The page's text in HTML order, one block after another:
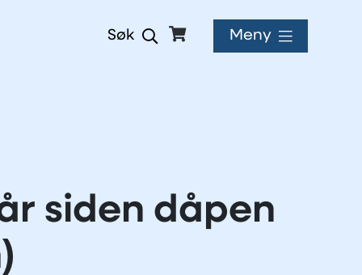
Søk Meny
siden dåpen